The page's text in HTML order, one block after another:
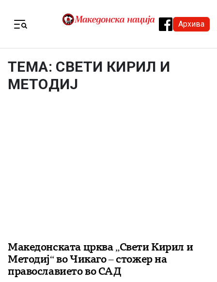
Архива
ТЕМА: СВЕТИ КИРИЛ И
МЕТОДИЈ
Македонската црква „Свети Кирил и
Методиј“ во Чикаго – стожер на
православието во САД